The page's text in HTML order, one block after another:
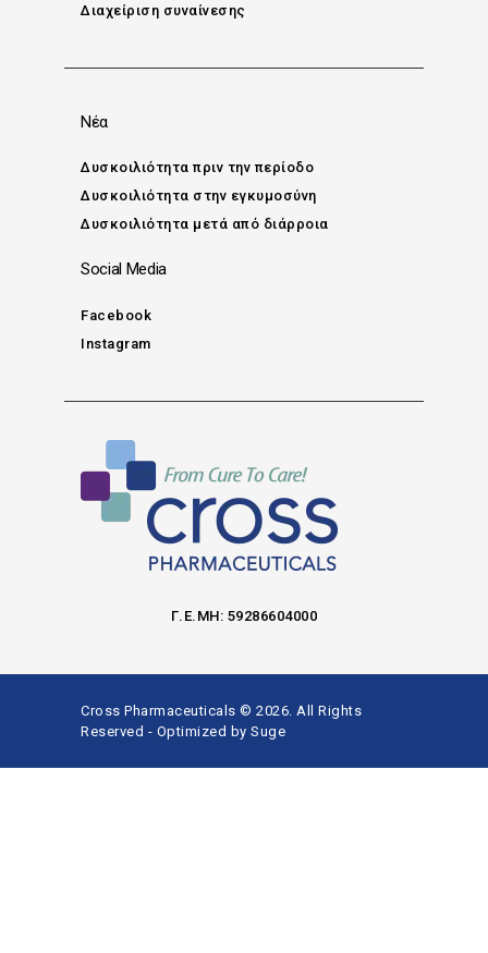
Διαχείριση συναίνεσης
Νέα
Δυσκοιλιότητα πριν την περίοδο
Δυσκοιλιότητα στην εγκυμοσύνη
Δυσκοιλιότητα μετά από διάρροια
Social Media
Facebook
Instagram
Γ.Ε.ΜΗ: 59286604000
Cross Pharmaceuticals © 2026. All Rights
Reserved - Optimized by Suge